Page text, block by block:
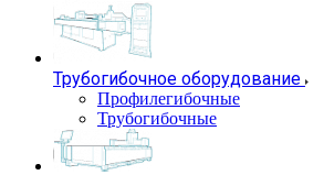
Трубогибочное оборудование
Профилегибочные
Трубогибочные